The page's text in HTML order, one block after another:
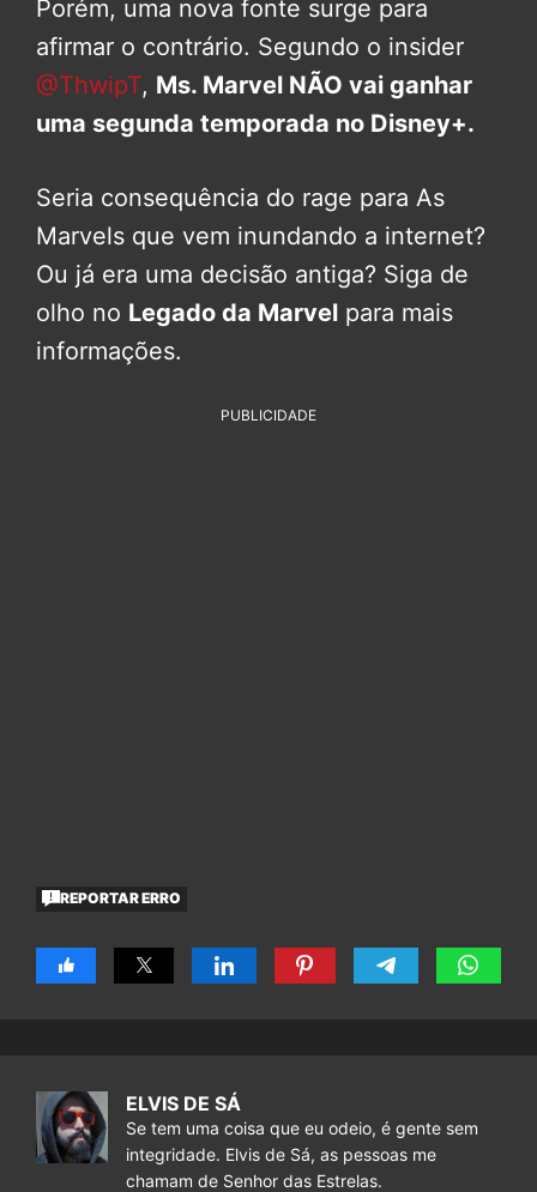
Porém, uma nova fonte surge para
afirmar o contrário. Segundo o insider
@ThwipT, Ms. Marvel NÃO vai ganhar
uma segunda temporada no Disney+.
Seria consequência do rage para As
Marvels que vem inundando a internet?
Ou já era uma decisão antiga? Siga de
olho no Legado da Marvel para mais
informações.
PUBLICIDADE
REPORTAR ERRO
ELVIS DE SÁ
Se tem uma coisa que eu odeio, é gente sem
integridade. Elvis de Sá, as pessoas me
chamam de Senhor das Estrelas.